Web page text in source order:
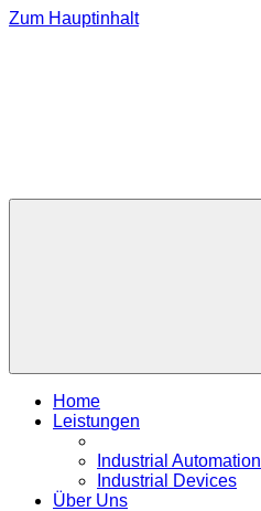
Zum Hauptinhalt
Home
Leistungen
Industrial Automation
Industrial Devices
Über Uns